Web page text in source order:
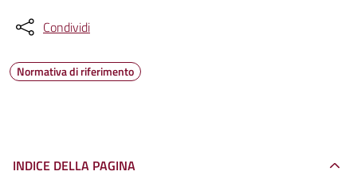
Condividi
Normativa di riferimento
INDICE DELLA PAGINA